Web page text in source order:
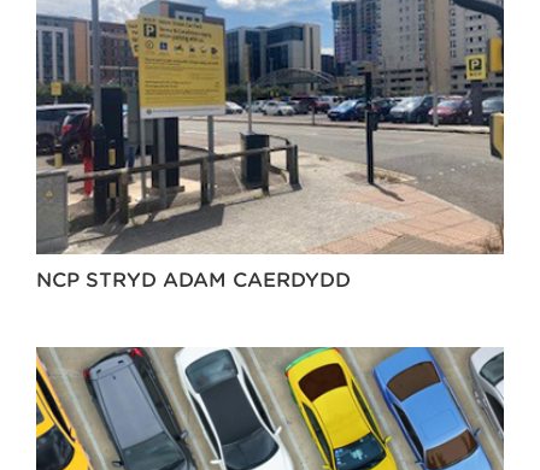
NCP STRYD ADAM CAERDYDD